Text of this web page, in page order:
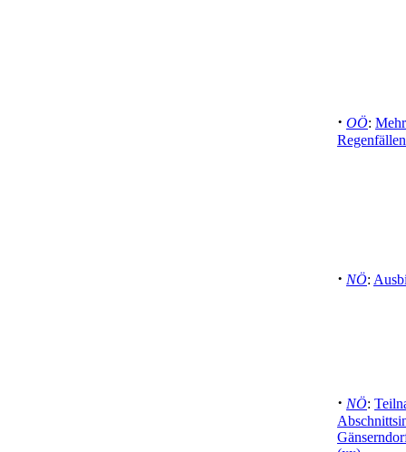
· OÖ:
· NÖ:
· NÖ: